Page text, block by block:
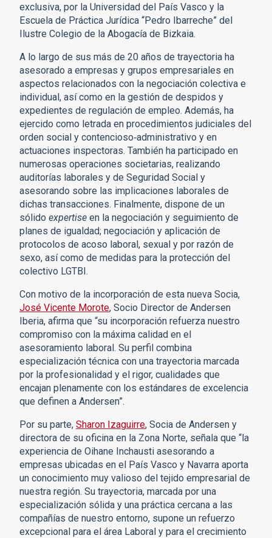
exclusiva, por la Universidad del País Vasco y la
Escuela de Práctica Jurídica “Pedro Ibarreche” del
Ilustre Colegio de la Abogacía de Bizkaia.
A lo largo de sus más de 20 años de trayectoria ha
asesorado a empresas y grupos empresariales en
aspectos relacionados con la negociación colectiva e
individual, así como en la gestión de despidos y
expedientes de regulación de empleo. Además, ha
ejercido como letrada en procedimientos judiciales del
orden social y contencioso‑administrativo y en
actuaciones inspectoras. También ha participado en
numerosas operaciones societarias, realizando
auditorías laborales y de Seguridad Social y
asesorando sobre las implicaciones laborales de
dichas transacciones. Finalmente, dispone de un
sólido expertise en la negociación y seguimiento de
planes de igualdad; negociación y aplicación de
protocolos de acoso laboral, sexual y por razón de
sexo, así como de medidas para la protección del
colectivo LGTBI.
Con motivo de la incorporación de esta nueva Socia,
José Vicente Morote, Socio Director de Andersen
Iberia, afirma que “su incorporación refuerza nuestro
compromiso con la máxima calidad en el
asesoramiento laboral. Su perfil combina
especialización técnica con una trayectoria marcada
por la profesionalidad y el rigor, cualidades que
encajan plenamente con los estándares de excelencia
que definen a Andersen”.
Por su parte, Sharon Izaguirre, Socia de Andersen y
directora de su oficina en la Zona Norte, señala que “la
experiencia de Oihane Inchausti asesorando a
empresas ubicadas en el País Vasco y Navarra aporta
un conocimiento muy valioso del tejido empresarial de
nuestra región. Su trayectoria, marcada por una
especialización sólida y una práctica cercana a las
compañías de nuestro entorno, supone un refuerzo
excepcional para el área Laboral y para el crecimiento